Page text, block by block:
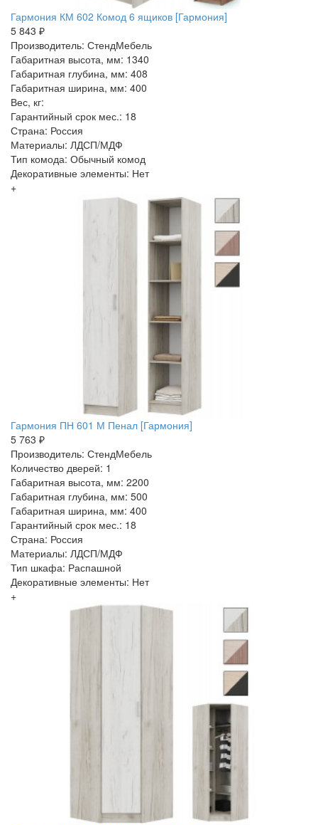
Гармония КМ 602 Комод 6 ящиков [Гармония]
5 843 ₽
Производитель: СтендМебель
Габаритная высота, мм: 1340
Габаритная глубина, мм: 408
Габаритная ширина, мм: 400
Вес, кг:
Гарантийный срок мес.: 18
Страна: Россия
Материалы: ЛДСП/МДФ
Тип комода: Обычный комод
Декоративные элементы: Нет
+
Гармония ПН 601 М Пенал [Гармония]
5 763 ₽
Производитель: СтендМебель
Количество дверей: 1
Габаритная высота, мм: 2200
Габаритная глубина, мм: 500
Габаритная ширина, мм: 400
Гарантийный срок мес.: 18
Страна: Россия
Материалы: ЛДСП/МДФ
Тип шкафа: Распашной
Декоративные элементы: Нет
+